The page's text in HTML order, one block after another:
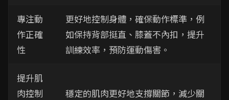
專注動
作正確
性
更好地控制身體，確保動作標準，例
如保持背部挺直、膝蓋不內扣，提升
訓練效率，預防運動傷害。
提升肌
肉控制
穩定的肌肉更好地支撐關節，減少關